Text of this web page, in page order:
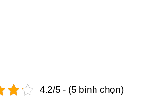
4.2/5 - (5 bình chọn)